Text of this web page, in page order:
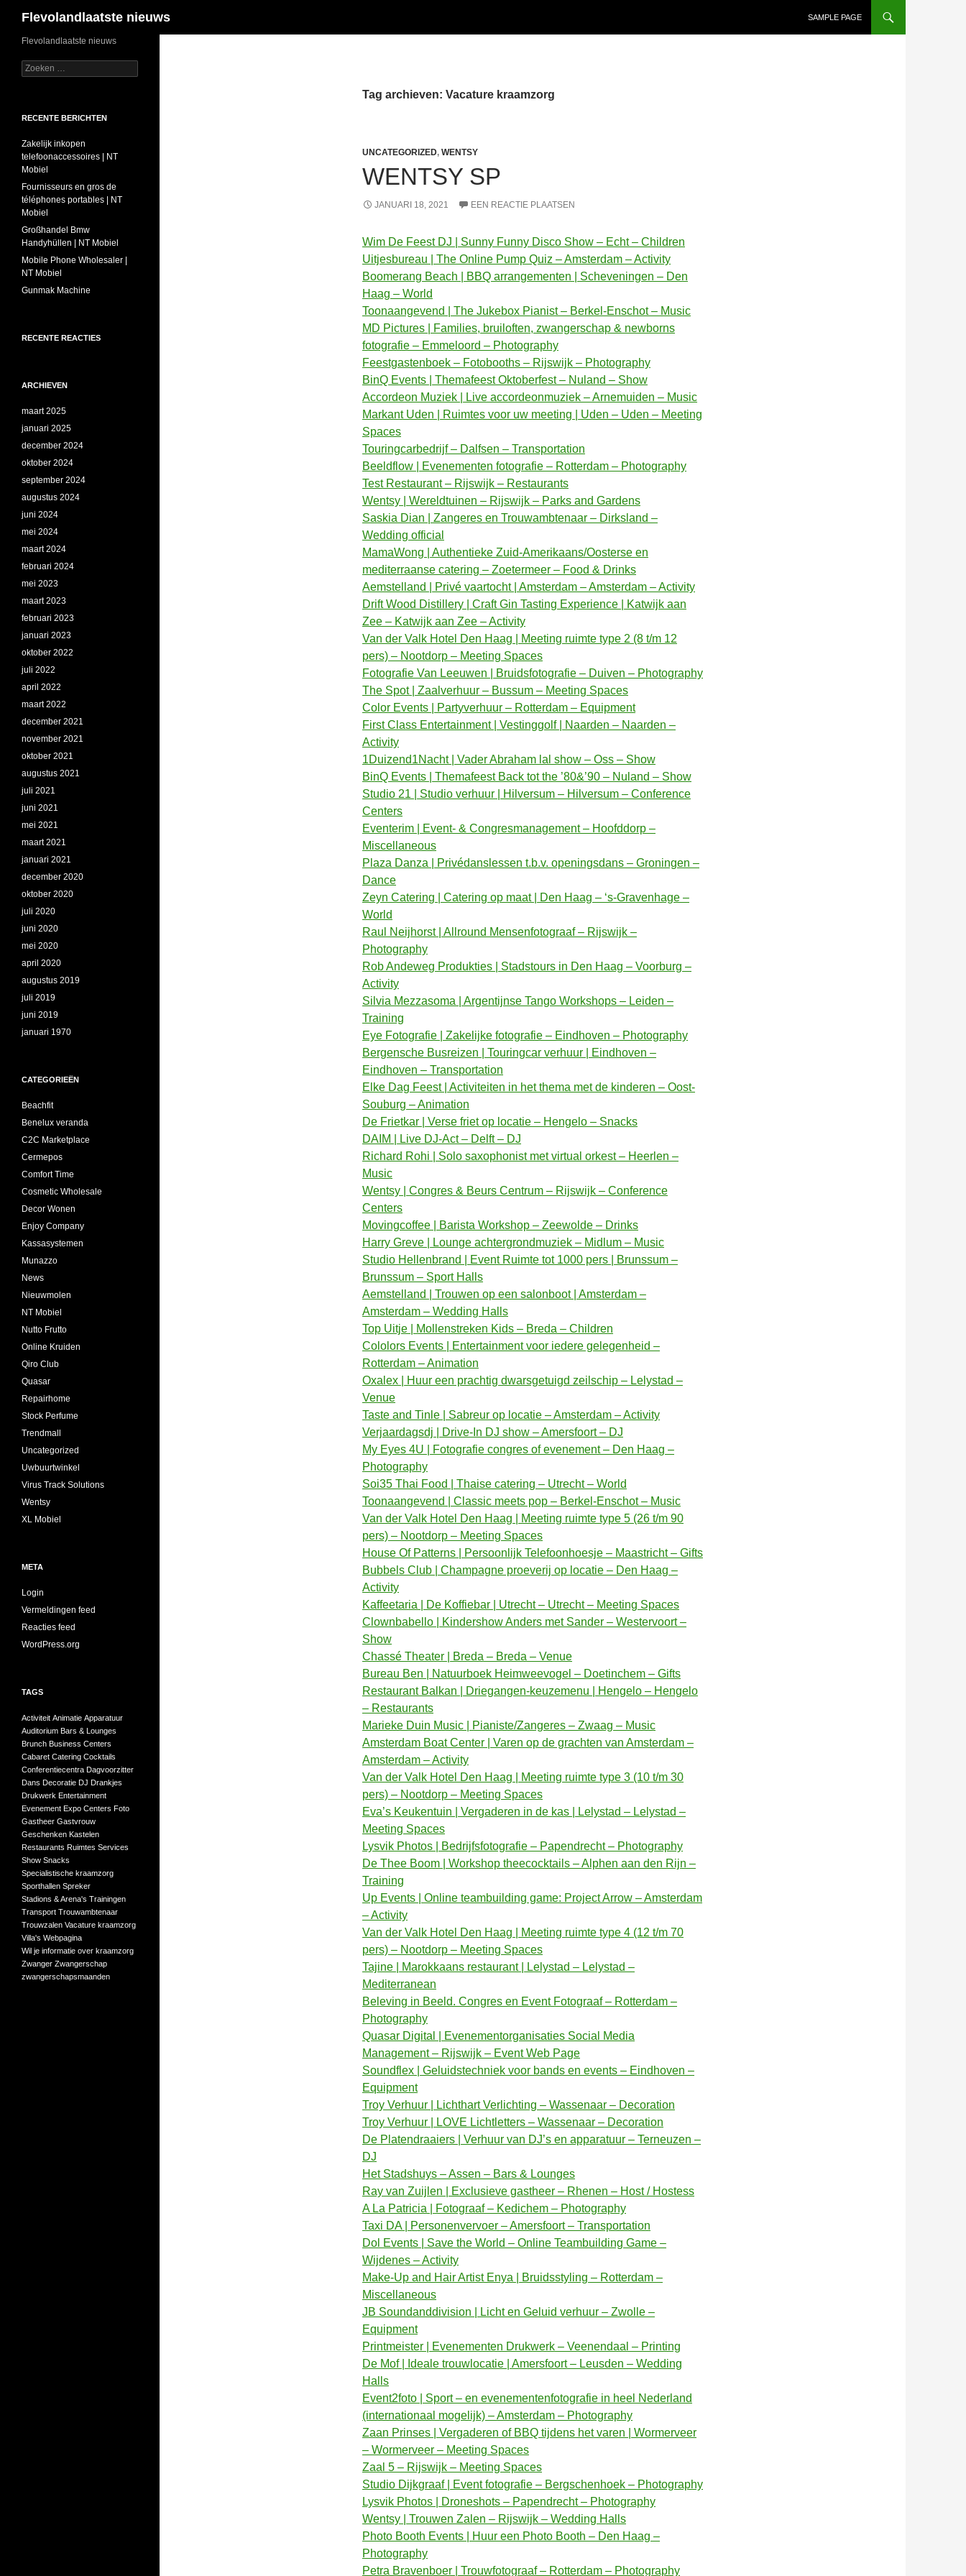
naar
Flevolandlaatste nieuws SAMPLE PAGE
Tag archieven: Vacature kraamzorg
UNCATEGORIZED, WENTSY
WENTSY SP
JANUARI 18, 2021 EEN REACTIE PLAATSEN
Wim De Feest DJ | Sunny Funny Disco Show – Echt – Children
Uitjesbureau | The Online Pump Quiz – Amsterdam – Activity
Boomerang Beach | BBQ arrangementen | Scheveningen – Den
Haag – World
Toonaangevend | The Jukebox Pianist – Berkel-Enschot – Music
MD Pictures | Families, bruiloften, zwangerschap & newborns
fotografie – Emmeloord – Photography
Feestgastenboek – Fotobooths – Rijswijk – Photography
BinQ Events | Themafeest Oktoberfest – Nuland – Show
Accordeon Muziek | Live accordeonmuziek – Arnemuiden – Music
Markant Uden | Ruimtes voor uw meeting | Uden – Uden – Meeting
Spaces
Touringcarbedrijf – Dalfsen – Transportation
Beeldflow | Evenementen fotografie – Rotterdam – Photography
Test Restaurant – Rijswijk – Restaurants
Wentsy | Wereldtuinen – Rijswijk – Parks and Gardens
Saskia Dian | Zangeres en Trouwambtenaar – Dirksland –
Wedding official
MamaWong | Authentieke Zuid-Amerikaans/Oosterse en
mediterraanse catering – Zoetermeer – Food & Drinks
Aemstelland | Privé vaartocht | Amsterdam – Amsterdam – Activity
Drift Wood Distillery | Craft Gin Tasting Experience | Katwijk aan
Zee – Katwijk aan Zee – Activity
Van der Valk Hotel Den Haag | Meeting ruimte type 2 (8 t/m 12
pers) – Nootdorp – Meeting Spaces
Fotografie Van Leeuwen | Bruidsfotografie – Duiven – Photography
The Spot | Zaalverhuur – Bussum – Meeting Spaces
Color Events | Partyverhuur – Rotterdam – Equipment
First Class Entertainment | Vestinggolf | Naarden – Naarden –
Activity
1Duizend1Nacht | Vader Abraham lal show – Oss – Show
BinQ Events | Themafeest Back tot the ’80&’90 – Nuland – Show
Studio 21 | Studio verhuur | Hilversum – Hilversum – Conference
Centers
Eventerim | Event- & Congresmanagement – Hoofddorp –
Miscellaneous
Plaza Danza | Privédanslessen t.b.v. openingsdans – Groningen –
Dance
Zeyn Catering | Catering op maat | Den Haag – ‘s-Gravenhage –
World
Raul Neijhorst | Allround Mensenfotograaf – Rijswijk –
Photography
Rob Andeweg Produkties | Stadstours in Den Haag – Voorburg –
Activity
Silvia Mezzasoma | Argentijnse Tango Workshops – Leiden –
Training
Eye Fotografie | Zakelijke fotografie – Eindhoven – Photography
Bergensche Busreizen | Touringcar verhuur | Eindhoven –
Eindhoven – Transportation
Elke Dag Feest | Activiteiten in het thema met de kinderen – Oost-
Souburg – Animation
De Frietkar | Verse friet op locatie – Hengelo – Snacks
DAIM | Live DJ-Act – Delft – DJ
Richard Rohi | Solo saxophonist met virtual orkest – Heerlen –
Music
Wentsy | Congres & Beurs Centrum – Rijswijk – Conference
Centers
Movingcoffee | Barista Workshop – Zeewolde – Drinks
Harry Greve | Lounge achtergrondmuziek – Midlum – Music
Studio Hellenbrand | Event Ruimte tot 1000 pers | Brunssum –
Brunssum – Sport Halls
Aemstelland | Trouwen op een salonboot | Amsterdam –
Amsterdam – Wedding Halls
Top Uitje | Mollenstreken Kids – Breda – Children
Cololors Events | Entertainment voor iedere gelegenheid –
Rotterdam – Animation
Oxalex | Huur een prachtig dwarsgetuigd zeilschip – Lelystad –
Venue
Taste and Tinle | Sabreur op locatie – Amsterdam – Activity
Verjaardagsdj | Drive-In DJ show – Amersfoort – DJ
My Eyes 4U | Fotografie congres of evenement – Den Haag –
Photography
Soi35 Thai Food | Thaise catering – Utrecht – World
Toonaangevend | Classic meets pop – Berkel-Enschot – Music
Van der Valk Hotel Den Haag | Meeting ruimte type 5 (26 t/m 90
pers) – Nootdorp – Meeting Spaces
House Of Patterns | Persoonlijk Telefoonhoesje – Maastricht – Gifts
Bubbels Club | Champagne proeverij op locatie – Den Haag –
Activity
Kaffeetaria | De Koffiebar | Utrecht – Utrecht – Meeting Spaces
Clownbabello | Kindershow Anders met Sander – Westervoort –
Show
Chassé Theater | Breda – Breda – Venue
Bureau Ben | Natuurboek Heimweevogel – Doetinchem – Gifts
Restaurant Balkan | Driegangen-keuzemenu | Hengelo – Hengelo
– Restaurants
Marieke Duin Music | Pianiste/Zangeres – Zwaag – Music
Amsterdam Boat Center | Varen op de grachten van Amsterdam –
Amsterdam – Activity
Van der Valk Hotel Den Haag | Meeting ruimte type 3 (10 t/m 30
pers) – Nootdorp – Meeting Spaces
Eva’s Keukentuin | Vergaderen in de kas | Lelystad – Lelystad –
Meeting Spaces
Lysvik Photos | Bedrijfsfotografie – Papendrecht – Photography
De Thee Boom | Workshop theecocktails – Alphen aan den Rijn –
Training
Up Events | Online teambuilding game: Project Arrow – Amsterdam
– Activity
Van der Valk Hotel Den Haag | Meeting ruimte type 4 (12 t/m 70
pers) – Nootdorp – Meeting Spaces
Tajine | Marokkaans restaurant | Lelystad – Lelystad –
Mediterranean
Beleving in Beeld. Congres en Event Fotograaf – Rotterdam –
Photography
Quasar Digital | Evenementorganisaties Social Media
Management – Rijswijk – Event Web Page
Soundflex | Geluidstechniek voor bands en events – Eindhoven –
Equipment
Troy Verhuur | Lichthart Verlichting – Wassenaar – Decoration
Troy Verhuur | LOVE Lichtletters – Wassenaar – Decoration
De Platendraaiers | Verhuur van DJ’s en apparatuur – Terneuzen –
DJ
Het Stadshuys – Assen – Bars & Lounges
Ray van Zuijlen | Exclusieve gastheer – Rhenen – Host / Hostess
A La Patricia | Fotograaf – Kedichem – Photography
Taxi DA | Personenvervoer – Amersfoort – Transportation
Dol Events | Save the World – Online Teambuilding Game –
Wijdenes – Activity
Make-Up and Hair Artist Enya | Bruidsstyling – Rotterdam –
Miscellaneous
JB Soundanddivision | Licht en Geluid verhuur – Zwolle –
Equipment
Printmeister | Evenementen Drukwerk – Veenendaal – Printing
De Mof | Ideale trouwlocatie | Amersfoort – Leusden – Wedding
Halls
Event2foto | Sport – en evenementenfotografie in heel Nederland
(internationaal mogelijk) – Amsterdam – Photography
Zaan Prinses | Vergaderen of BBQ tijdens het varen | Wormerveer
– Wormerveer – Meeting Spaces
Zaal 5 – Rijswijk – Meeting Spaces
Studio Dijkgraaf | Event fotografie – Bergschenhoek – Photography
Lysvik Photos | Droneshots – Papendrecht – Photography
Wentsy | Trouwen Zalen – Rijswijk – Wedding Halls
Photo Booth Events | Huur een Photo Booth – Den Haag –
Photography
Petra Bravenboer | Trouwfotograaf – Rotterdam – Photography
Flevolandlaatste nieuws
Zoeken
naar:
RECENTE BERICHTEN
Zakelijk inkopen
telefoonaccessoires | NT
Mobiel
Fournisseurs en gros de
téléphones portables | NT
Mobiel
Großhandel Bmw
Handyhüllen | NT Mobiel
Mobile Phone Wholesaler |
NT Mobiel
Gunmak Machine
RECENTE REACTIES
ARCHIEVEN
maart 2025
januari 2025
december 2024
oktober 2024
september 2024
augustus 2024
juni 2024
mei 2024
maart 2024
februari 2024
mei 2023
maart 2023
februari 2023
januari 2023
oktober 2022
juli 2022
april 2022
maart 2022
december 2021
november 2021
oktober 2021
augustus 2021
juli 2021
juni 2021
mei 2021
maart 2021
januari 2021
december 2020
oktober 2020
juli 2020
juni 2020
mei 2020
april 2020
augustus 2019
juli 2019
juni 2019
januari 1970
CATEGORIEËN
Beachfit
Benelux veranda
C2C Marketplace
Cermepos
Comfort Time
Cosmetic Wholesale
Decor Wonen
Enjoy Company
Kassasystemen
Munazzo
News
Nieuwmolen
NT Mobiel
Nutto Frutto
Online Kruiden
Qiro Club
Quasar
Repairhome
Stock Perfume
Trendmall
Uncategorized
Uwbuurtwinkel
Virus Track Solutions
Wentsy
XL Mobiel
META
Login
Vermeldingen feed
Reacties feed
WordPress.org
TAGS
Activiteit Animatie Apparatuur
Auditorium Bars & Lounges
Brunch Business Centers
Cabaret Catering Cocktails
Conferentiecentra Dagvoorzitter
Dans Decoratie DJ Drankjes
Drukwerk Entertainment
Evenement Expo Centers Foto
Gastheer Gastvrouw
Geschenken Kastelen
Restaurants Ruimtes Services
Show Snacks
Specialistische kraamzorg
Sporthallen Spreker
Stadions & Arena's Trainingen
Transport Trouwambtenaar
Trouwzalen Vacature kraamzorg
Villa's Webpagina
Wil je informatie over kraamzorg
Zwanger Zwangerschap
zwangerschapsmaanden